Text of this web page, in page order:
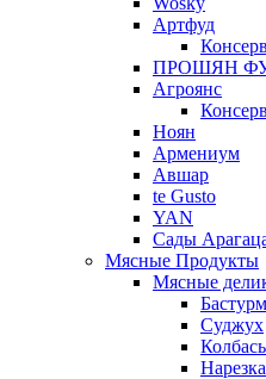
Артфуд
ПРОШЯН
Агроянс
Ноян
Армениум
Авшар
te Gusto
YAN
Сады
Мясные Продукты
Мясные
Суджух
Нарезка